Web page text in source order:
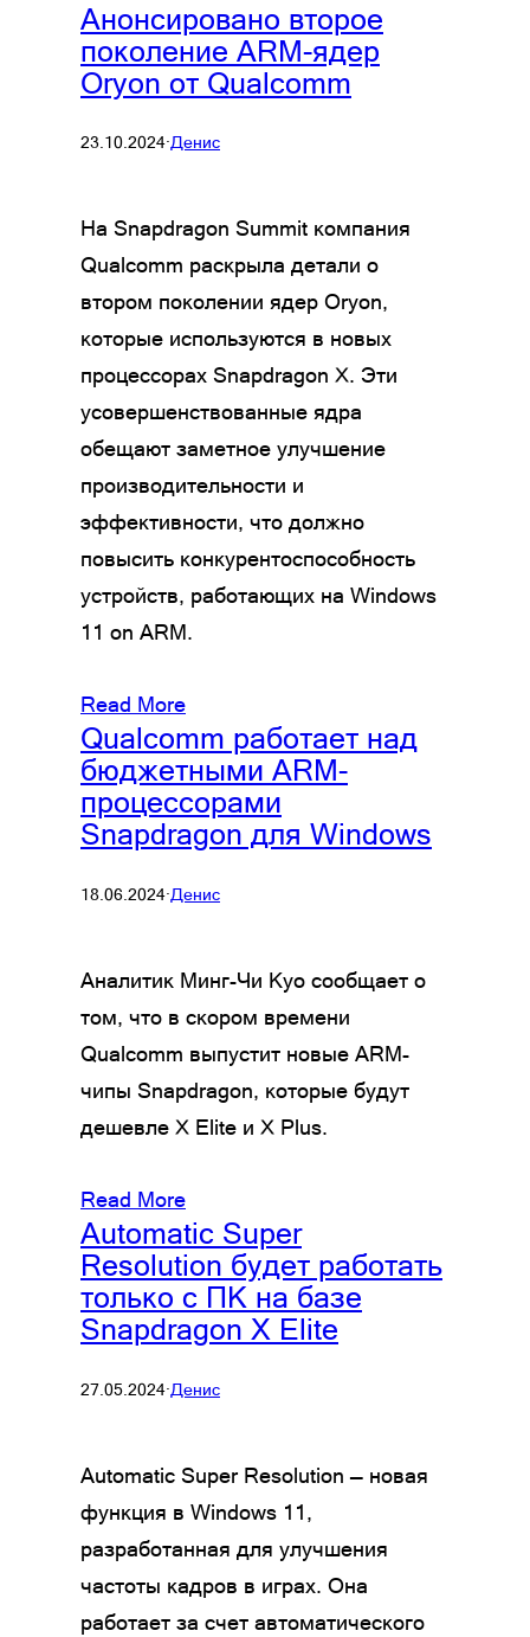
Анонсировано второе
поколение ARM-ядер
Oryon от Qualcomm
23.10.2024·Денис
На Snapdragon Summit компания
Qualcomm раскрыла детали о
втором поколении ядер Oryon,
которые используются в новых
процессорах Snapdragon X. Эти
усовершенствованные ядра
обещают заметное улучшение
производительности и
эффективности, что должно
повысить конкурентоспособность
устройств, работающих на Windows
11 on ARM.
Read More
Qualcomm работает над
бюджетными ARM-
процессорами
Snapdragon для Windows
18.06.2024·Денис
Аналитик Минг-Чи Куо сообщает о
том, что в скором времени
Qualcomm выпустит новые ARM-
чипы Snapdragon, которые будут
дешевле X Elite и X Plus.
Read More
Automatic Super
Resolution будет работать
только с ПК на базе
Snapdragon X Elite
27.05.2024·Денис
Automatic Super Resolution — новая
функция в Windows 11,
разработанная для улучшения
частоты кадров в играх. Она
работает за счет автоматического